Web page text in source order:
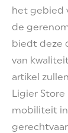
het gebied
de
biedt deze
van
artikel
Ligier
mobiliteit